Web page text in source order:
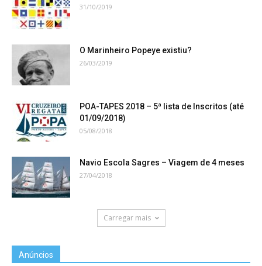
31/10/2019
O Marinheiro Popeye existiu?
26/03/2019
POA-TAPES 2018 – 5ª lista de Inscritos (até
01/09/2018)
05/08/2018
Navio Escola Sagres – Viagem de 4 meses
27/04/2018
Carregar mais
Anúncios